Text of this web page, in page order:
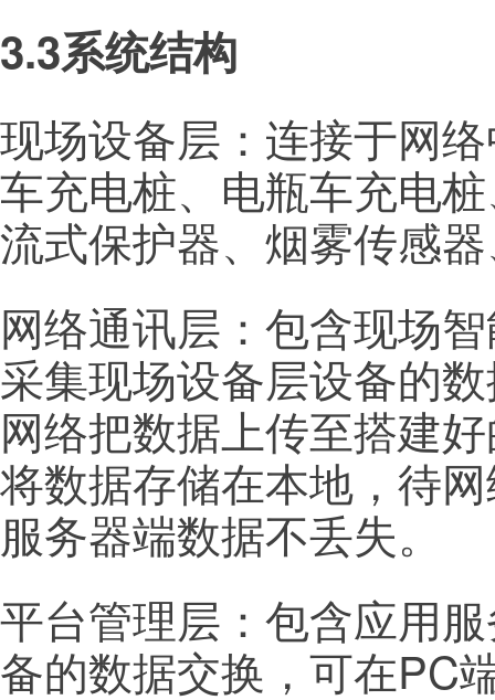
3.3系统结构
现场设备层：连接于网
车充电桩、电瓶车充电
流式保护器、烟雾传感
网络通讯层：包含现场
采集现场设备层设备的
网络把数据上传至搭建
将数据存储在本地，待
服务器端数据不丢失。
平台管理层：包含应用
备的数据交换，可在PC